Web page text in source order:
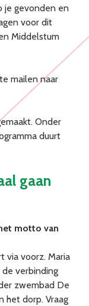
je gevonden en
voor dit
Middelstum
mailen naar
Onder
duurt
gaan
motto van
via voorz. Maria
verbinding
zwembad De
het dorp. Vraag